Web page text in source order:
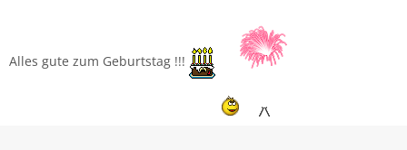
Alles gute zum Geburtstag !!!